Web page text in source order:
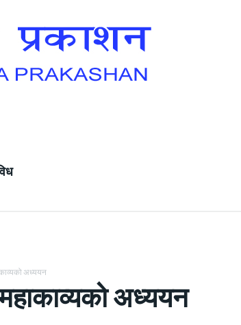
अध्ययन
अध्ययन